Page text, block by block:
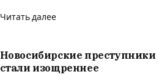
Читать далее
Новосибирские преступники
стали изощреннее